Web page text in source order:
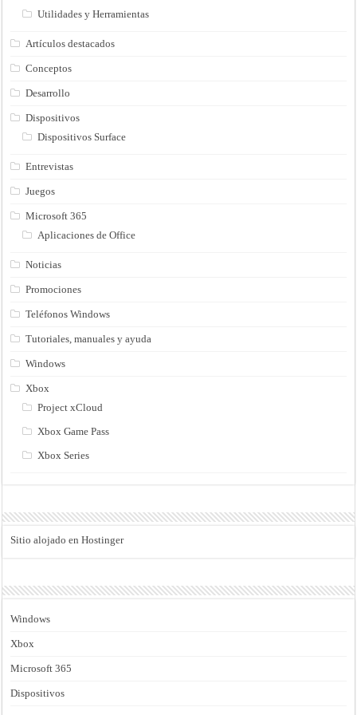
Utilidades y Herramientas
Artículos destacados
Conceptos
Desarrollo
Dispositivos
Dispositivos Surface
Entrevistas
Juegos
Microsoft 365
Aplicaciones de Office
Noticias
Promociones
Teléfonos Windows
Tutoriales, manuales y ayuda
Windows
Xbox
Project xCloud
Xbox Game Pass
Xbox Series
Sitio alojado en Hostinger
Windows
Xbox
Microsoft 365
Dispositivos